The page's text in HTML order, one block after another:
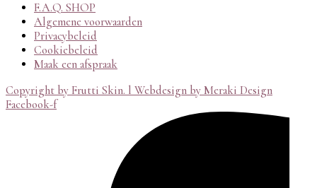
F.A.Q. SHOP
Algemene voorwaarden
Privacybeleid
Cookiebeleid
Maak een afspraak
Copyright by Frutti Skin. l Webdesign by Meraki Design
Facebook-f